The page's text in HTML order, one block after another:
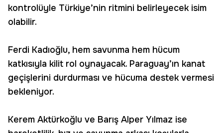
kontrolüyle Türkiye’nin ritmini belirleyecek isim
olabilir.
Ferdi Kadıoğlu, hem savunma hem hücum
katkısıyla kilit rol oynayacak. Paraguay’ın kanat
geçişlerini durdurması ve hücuma destek vermesi
bekleniyor.
Kerem Aktürkoğlu ve Barış Alper Yılmaz ise